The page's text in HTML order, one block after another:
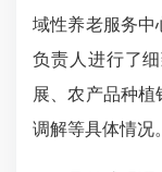
域性养老服务中
负责人进行了
展、农产品种
调解等具体情况。